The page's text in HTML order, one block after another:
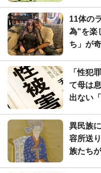
11体の
為"を楽
ち」が
「性犯
て母は
出ない
異民族
容所送
族たち